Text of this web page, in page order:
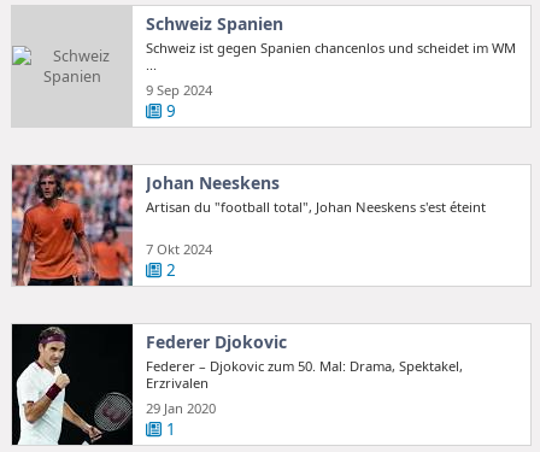
Schweiz Spanien
Schweiz ist gegen Spanien chancenlos und scheidet im WM
...
9 Sep 2024
9
Johan Neeskens
Artisan du "football total", Johan Neeskens s'est éteint
7 Okt 2024
2
Federer Djokovic
Federer – Djokovic zum 50. Mal: Drama, Spektakel,
Erzrivalen
29 Jan 2020
1